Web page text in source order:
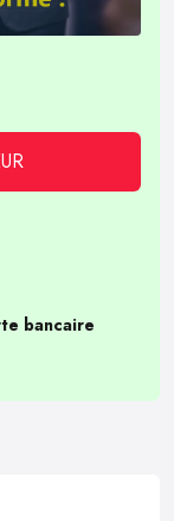
bancaire